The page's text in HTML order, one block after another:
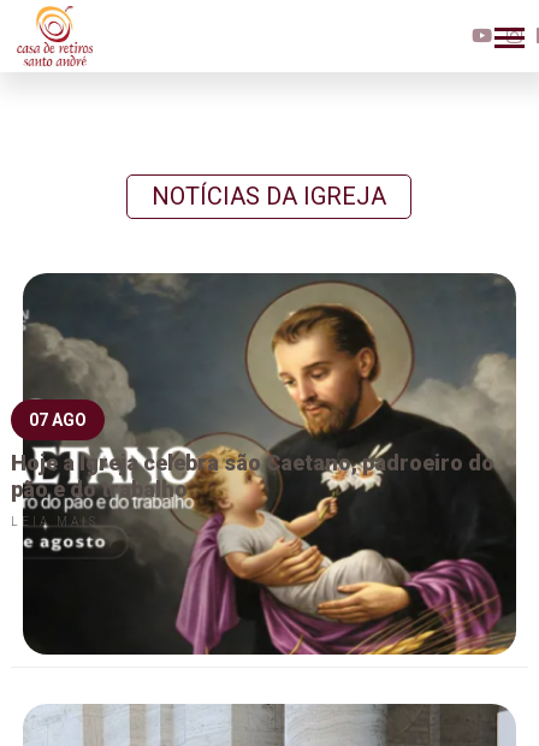
NOTÍCIAS DA IGREJA
07 AGO
Hoje a Igreja celebra são Caetano, padroeiro do
pão e do trabalho
LEIA MAIS